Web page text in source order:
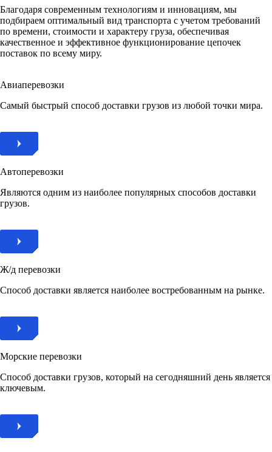
Благодаря современным технологиям и инновациям, мы
подбираем оптимальный вид транспорта с учетом требований
по времени, стоимости и характеру груза, обеспечивая
качественное и эффективное функционирование цепочек
поставок по всему миру.
Авиаперевозки
Самый быстрый способ доставки грузов из любой точки мира.
Автоперевозки
Являются одним из наиболее популярных способов доставки
грузов.
Ж/д перевозки
Способ доставки является наиболее востребованным на рынке.
Морские перевозки
Способ доставки грузов, который на сегодняшний день является
ключевым.